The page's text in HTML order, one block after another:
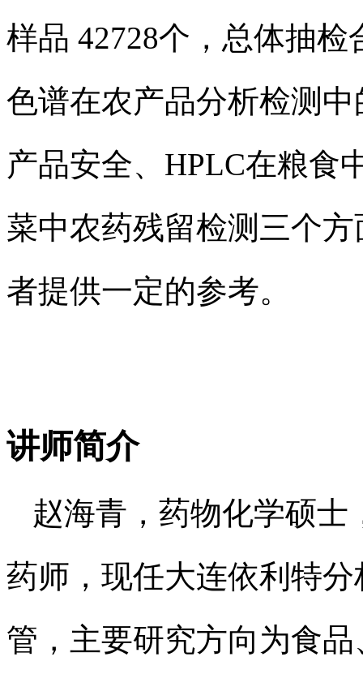
样品 42728个，总体抽
色谱在农产品分析检测
产品安全、HPLC在粮食
菜中农药残留检测三个
者提供一定的参考。
讲师简介
赵海青，药物化学硕
药师，现任大连依利特
管，主要研究方向为食